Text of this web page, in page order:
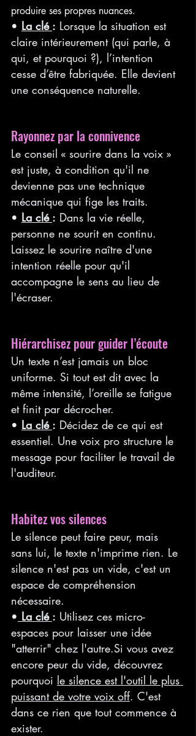
produire ses propres nuances.
• La clé : Lorsque la situation est
claire intérieurement (qui parle, à
qui, et pourquoi ?), l’intention
cesse d’être fabriquée. Elle devient
une conséquence naturelle.
Rayonnez par la connivence
Le conseil « sourire dans la voix »
est juste, à condition qu'il ne
devienne pas une technique
mécanique qui fige les traits.
• La clé : Dans la vie réelle,
personne ne sourit en continu.
Laissez le sourire naître d'une
intention réelle pour qu'il
accompagne le sens au lieu de
l'écraser.
Hiérarchisez pour guider l’écoute
Un texte n’est jamais un bloc
uniforme. Si tout est dit avec la
même intensité, l’oreille se fatigue
et finit par décrocher.
• La clé : Décidez de ce qui est
essentiel. Une voix pro structure le
message pour faciliter le travail de
l'auditeur.
Habitez vos silences
Le silence peut faire peur, mais
sans lui, le texte n'imprime rien. Le
silence n'est pas un vide, c'est un
espace de compréhension
nécessaire.
• La clé : Utilisez ces micro-
espaces pour laisser une idée
"atterrir" chez l'autre.Si vous avez
encore peur du vide, découvrez
pourquoi le silence est l'outil le plus
puissant de votre voix off. C'est
dans ce rien que tout commence à
exister.